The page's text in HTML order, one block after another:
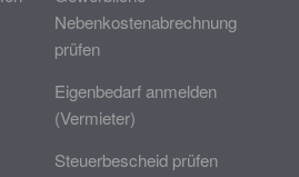
Nebenkostenabrechnung
prüfen
Eigenbedarf anmelden
(Vermieter)
Steuerbescheid prüfen